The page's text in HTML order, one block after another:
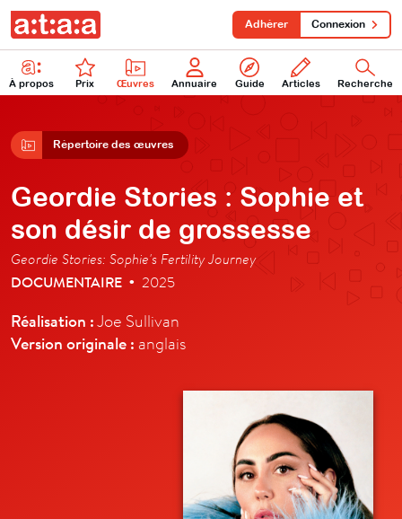
À propos Prix Œuvres Annuaire Guide Articles Recherche
Adhérer Connexion
Répertoire des œuvres
Geordie Stories : Sophie et
son désir de grossesse
Geordie Stories: Sophie's Fertility Journey
DOCUMENTAIRE • 2025
Réalisation :Joe Sullivan
Version originale : anglais